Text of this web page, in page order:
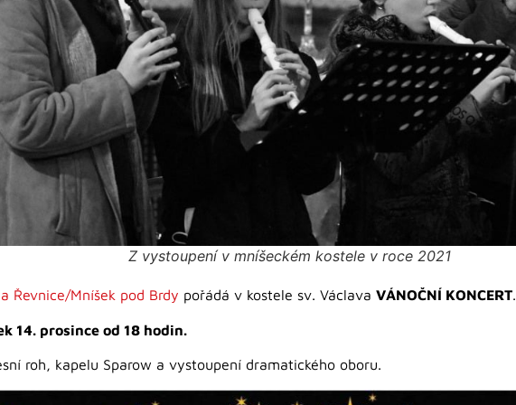
Z vystoupení v mníšeckém kostele v roce 2021
Řevnice/Mníšek pod Brdy pořádá v kostele sv. Václava VÁNOČNÍ KONCERT.
14. prosince od 18 hodin.
roh, kapelu Sparow a vystoupení dramatického oboru.